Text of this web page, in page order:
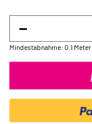
Mindestabnahme: 0.1 Meter